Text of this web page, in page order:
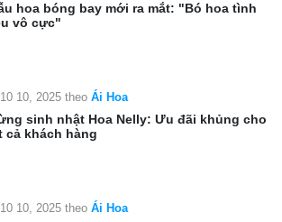
hoa bóng bay mới ra mắt: "Bó hoa tình
vô cực"
10, 2025 theo Ái Hoa
sinh nhật Hoa Nelly: Ưu đãi khủng cho
cả khách hàng
10, 2025 theo Ái Hoa